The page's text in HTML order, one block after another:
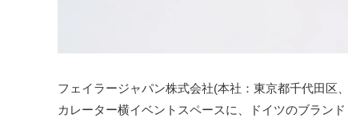
フェイラージャパン株式会社(本社：東京都千代田区
カレーター横イベントスペースに、ドイツのブラン